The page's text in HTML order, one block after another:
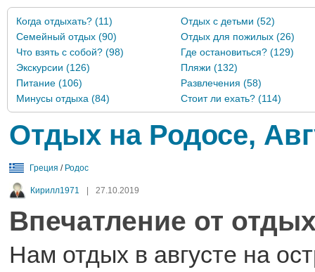
Когда отдыхать? (11)
Отдых с детьми (52)
Семейный отдых (90)
Отдых для пожилых (26)
Что взять с собой? (98)
Где остановиться? (129)
Экскурсии (126)
Пляжи (132)
Питание (106)
Развлечения (58)
Минусы отдыха (84)
Стоит ли ехать? (114)
Отдых на Родосе,
Греция / Родос
Кирилл1971 27.10.2019
Впечатление от
Нам отдых в августе на